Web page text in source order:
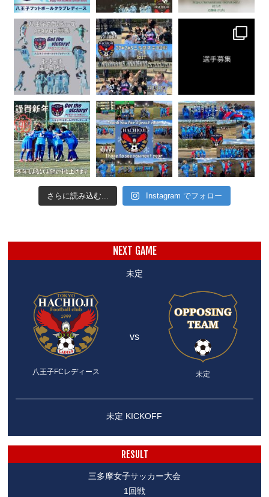
さらに読み込む... Instagram でフォロー
NEXT GAME
未定
八王子FCレディース
vs
未定
未定 KICKOFF
RESULT
三多摩女子サッカー大会
1回戦